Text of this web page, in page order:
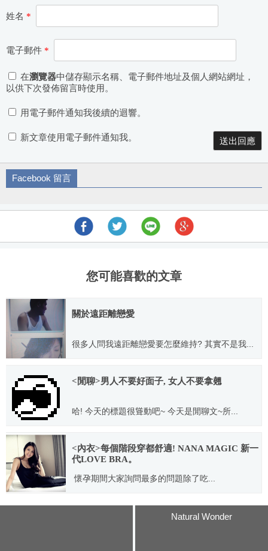
姓名 *
電子郵件 *
在瀏覽器中儲存顯示名稱、電子郵件地址及個人網站網址，
以供下次發佈留言時使用。
用電子郵件通知我後續的迴響。
新文章使用電子郵件通知我。
Facebook 留言
您可能喜歡的文章
關於遠距離戀愛
很多人問我遠距離戀愛要怎麼維持? 其實不是我...
<閒聊>男人不要好面子, 女人不要拿翹
哈! 今天的標題很聳動吧~ 今天是閒聊文~所...
2013.09.11
<內衣>每個階段穿都舒適! NANA MAGIC 新一
代LOVE BRA。
懷孕期間大家詢問最多的問題除了吃...
Natural Wonder